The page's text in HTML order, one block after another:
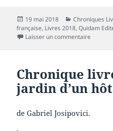
Publié
le
19 mai 2018 Catégories
Chroniques
française, Livres 2018,Quidam
Laisser un commentaire
Chronique
jardin d’un
de Gabriel Josipovici.